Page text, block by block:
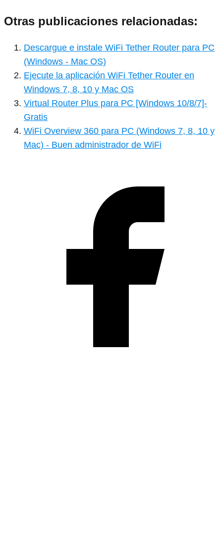
Otras publicaciones relacionadas:
Descargue e instale WiFi Tether Router para PC
(Windows - Mac OS)
Ejecute la aplicación WiFi Tether Router en
Windows 7, 8, 10 y Mac OS
Virtual Router Plus para PC [Windows 10/8/7]-
Gratis
WiFi Overview 360 para PC (Windows 7, 8, 10 y
Mac) - Buen administrador de WiFi